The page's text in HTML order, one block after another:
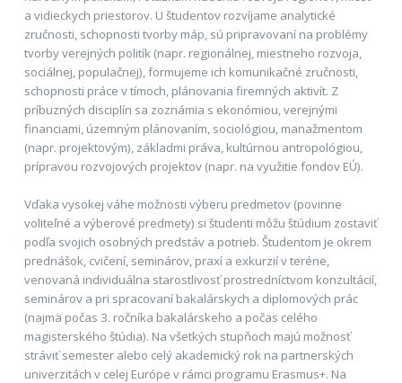
a vidieckych priestorov. U študentov rozvíjame analytické
zručnosti, schopnosti tvorby máp, sú pripravovaní na problémy
tvorby verejných politík (napr. regionálnej, miestneho rozvoja,
sociálnej, populačnej), formujeme ich komunikačné zručnosti,
schopnosti práce v tímoch, plánovania firemných aktivít. Z
príbuzných disciplín sa zoznámia s ekonómiou, verejnými
financiami, územným plánovaním, sociológiou, manažmentom
(napr. projektovým), základmi práva, kultúrnou antropológiou,
prípravou rozvojových projektov (napr. na využitie fondov EÚ).
Vďaka vysokej váhe možnosti výberu predmetov (povinne
voliteľné a výberové predmety) si študenti môžu štúdium zostaviť
podľa svojich osobných predstáv a potrieb. Študentom je okrem
prednášok, cvičení, seminárov, praxí a exkurzií v teréne,
venovaná individuálna starostlivosť prostredníctvom konzultácií,
seminárov a pri spracovaní bakalárskych a diplomových prác
(najmä počas 3. ročníka bakalárskeho a počas celého
magisterského štúdia). Na všetkých stupňoch majú možnosť
stráviť semester alebo celý akademický rok na partnerských
univerzitách v celej Európe v rámci programu Erasmus+. Na